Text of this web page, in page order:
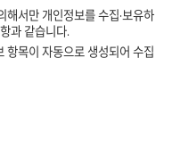
서만 개인정보를 수집·보유하
과 같습니다.
목이 자동으로 생성되어 수집